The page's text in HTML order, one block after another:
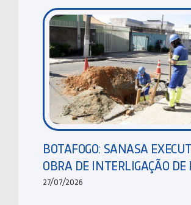
BOTAFOGO: SANASA
OBRA DE INTERLIGAÇÃO DE
27/07/2026